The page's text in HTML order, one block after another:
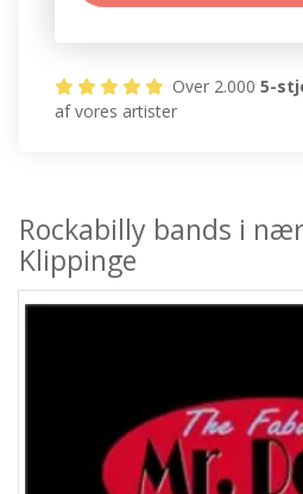
Over 2.0005-
af vores artister
Rockabilly bands i
Klippinge